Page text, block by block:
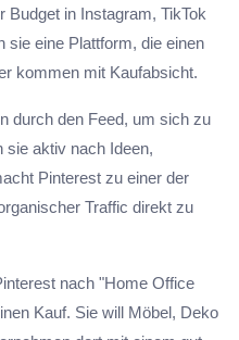
Budget in Instagram, TikTok
sie eine Plattform, die einen
kommen mit Kaufabsicht.
durch den Feed, um sich zu
sie aktiv nach Ideen,
Pinterest zu einer der
Traffic direkt zu
nach "Home Office
Kauf. Sie will Möbel, Deko